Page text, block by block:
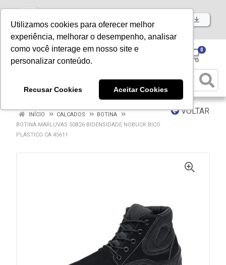
Utilizamos cookies para oferecer melhor
experiência, melhorar o desempenho, analisar
como você interage em nosso site e
personalizar conteúdo.
Recusar Cookies Aceitar Cookies
Baixe já nosso APP
0
VOLTAR
INÍCIO CALCADOS
BOTINA
BOTINA MARLUVAS 50B26 BIDENSIDADE NOBUCK BICO
PLASTICO CA 45611